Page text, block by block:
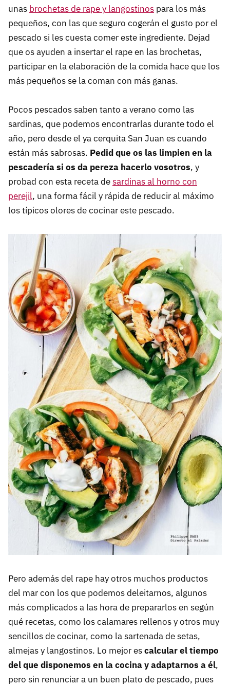
unas brochetas de rape y langostinos para los más
pequeños, con las que seguro cogerán el gusto por el
pescado si les cuesta comer este ingrediente. Dejad
que os ayuden a insertar el rape en las brochetas,
participar en la elaboración de la comida hace que los
más pequeños se la coman con más ganas.
Pocos pescados saben tanto a verano como las
sardinas, que podemos encontrarlas durante todo el
año, pero desde el ya cerquita San Juan es cuando
están más sabrosas. Pedid que os las limpien en la
pescadería si os da pereza hacerlo vosotros, y
probad con esta receta desardinas al horno con
perejil, una forma fácil y rápida de reducir al máximo
los típicos olores de cocinar este pescado.
Pero además del rape hay otros muchos productos
del mar con los que podemos deleitarnos, algunos
más complicados a las hora de prepararlos en según
qué recetas, como los calamares rellenos y otros muy
sencillos de cocinar, como la sartenada de setas,
almejas y langostinos. Lo mejor escalcular el tiempo
del que disponemos en la cocina y adaptarnos a él,
pero sin renunciar a un buen plato de pescado, pues